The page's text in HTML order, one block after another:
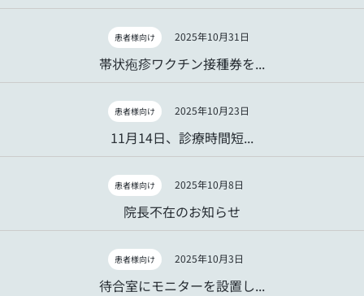
2025年10月31日
患者様向け
帯状疱疹ワクチン接種券を...
2025年10月23日
患者様向け
11月14日、診療時間短...
2025年10月8日
患者様向け
院長不在のお知らせ
2025年10月3日
患者様向け
待合室にモニターを設置し...